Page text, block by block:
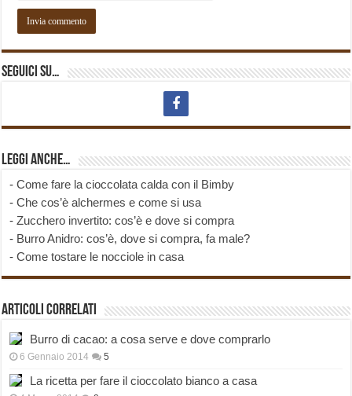
Seguici su…
Leggi anche…
-Come fare la cioccolata calda con il Bimby
-Che cos’è alchermes e come si usa
-Zucchero invertito: cos’è e dove si compra
- Burro Anidro: cos’è, dove si compra, fa male?
-Come tostare le nocciole in casa
Articoli correlati
Burro di cacao: a cosa serve e dove comprarlo
6 Gennaio 2014 5
La ricetta per fare il cioccolato bianco a casa